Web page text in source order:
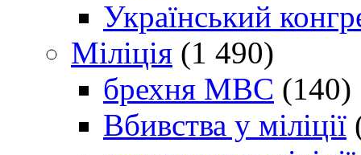
Український
Міліція (1 490)
брехня МВС (140)
Вбивства у міліції